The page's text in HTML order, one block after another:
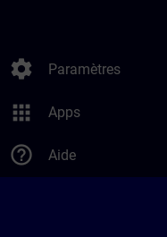
settings Paramètres
apps Apps
help_outline Aide